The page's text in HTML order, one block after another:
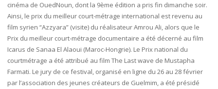
cinéma de OuedNoun, dont la 9ème édition a pris fin dimanche soir.
Ainsi, le prix du meilleur court-métrage international est revenu au
film syrien “Azzyara” (visite) du réalisateur Amrou Ali, alors que le
Prix du meilleur court-métrage documentaire a été décerné au film
Icarus de Sanaa El Alaoui (Maroc-Hongrie). Le Prix national du
courtmétrage a été attribué au film The Last wave de Mustapha
Farmati. Le jury de ce festival, organisé en ligne du 26 au 28 février
par l’association des jeunes créateurs de Guelmim, a été présidé